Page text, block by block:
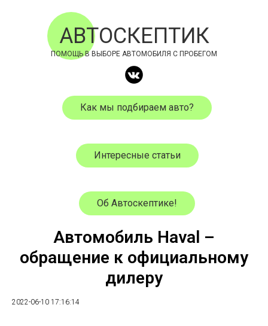
АВТОСКЕПТИК
ПОМОЩЬ В ВЫБОРЕ АВТОМОБИЛЯ С ПРОБЕГОМ
Как мы подбираем авто?
Интересные статьи
Об Автоскептике!
Автомобиль Haval –
обращение к официальному
дилеру
2022-06-10 17:16:14